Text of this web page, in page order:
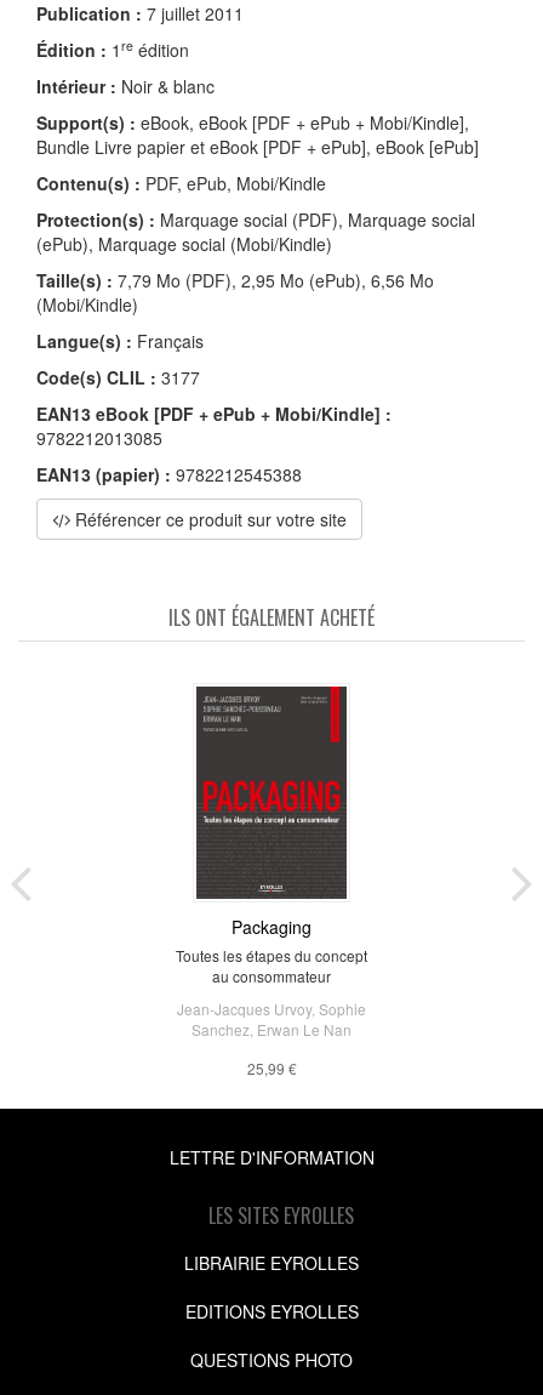
Publication : 7 juillet 2011
Édition : 1 re édition
Intérieur : Noir & blanc
Support(s) : eBook, eBook [PDF + ePub + Mobi/Kindle],
Bundle Livre papier et eBook [PDF + ePub], eBook [ePub]
Contenu(s) : PDF, ePub, Mobi/Kindle
Protection(s) : Marquage social (PDF), Marquage social
(ePub), Marquage social (Mobi/Kindle)
Taille(s) : 7,79 Mo (PDF), 2,95 Mo (ePub), 6,56 Mo
(Mobi/Kindle)
Langue(s) : Français
Code(s) CLIL : 3177
EAN13 eBook [PDF + ePub + Mobi/Kindle] :
9782212013085
EAN13 (papier) : 9782212545388
Référencer ce produit sur votre site
ILS ONT ÉGALEMENT ACHETÉ
Packaging
Toutes les étapes du concept
au consommateur
Jean-Jacques Urvoy, Sophie
Sanchez Erwan Le Nan
25,99 €
LETTRE D'INFORMATION
LES SITES EYROLLES
LIBRAIRIE EYROLLES
EDITIONS EYROLLES
QUESTIONS PHOTO